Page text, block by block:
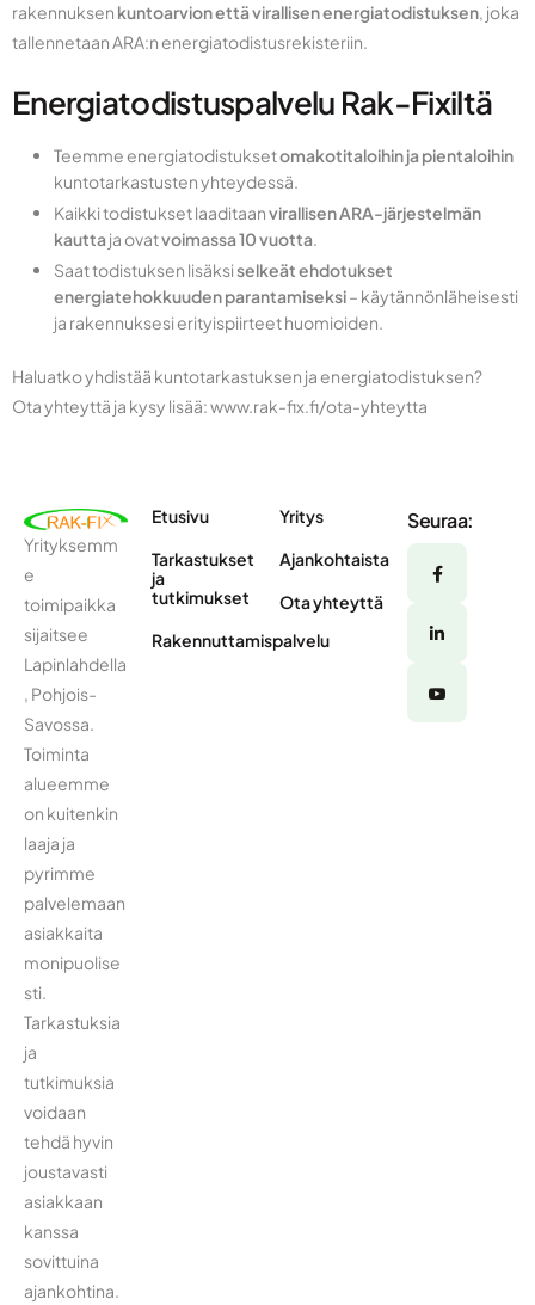
rakennuksen kuntoarvion että virallisen energiatodistuksen, joka
tallennetaan ARA:n energiatodistusrekisteriin.
Energiatodistuspalvelu Rak-Fixiltä
Teemme energiatodistuksetomakotitaloihin ja pientaloihin
kuntotarkastusten yhteydessä.
Kaikki todistukset laaditaanvirallisen ARA-järjestelmän
kautta ja ovatvoimassa 10 vuotta.
Saat todistuksen lisäksiselkeät ehdotukset
energiatehokkuuden parantamiseksi– käytännönläheisesti
ja rakennuksesi erityispiirteet huomioiden.
Haluatko yhdistää kuntotarkastuksen ja energiatodistuksen?
Ota yhteyttä ja kysy lisää:www.rak-fix.fi/ota-yhteytta
Yrityksemm
e
toimipaikka
sijaitsee
Lapinlahdella
, Pohjois-
Savossa.
Toiminta
alueemme
on kuitenkin
laaja ja
pyrimme
palvelemaan
asiakkaita
monipuolise
sti.
Tarkastuksia
ja
tutkimuksia
voidaan
tehdä hyvin
joustavasti
asiakkaan
kanssa
sovittuina
ajankohtina.
Etusivu
Tarkastukset
ja
tutkimukset
Rakennuttamispalvelu
Yritys
Ajankohtaista
Ota yhteyttä
Seuraa: